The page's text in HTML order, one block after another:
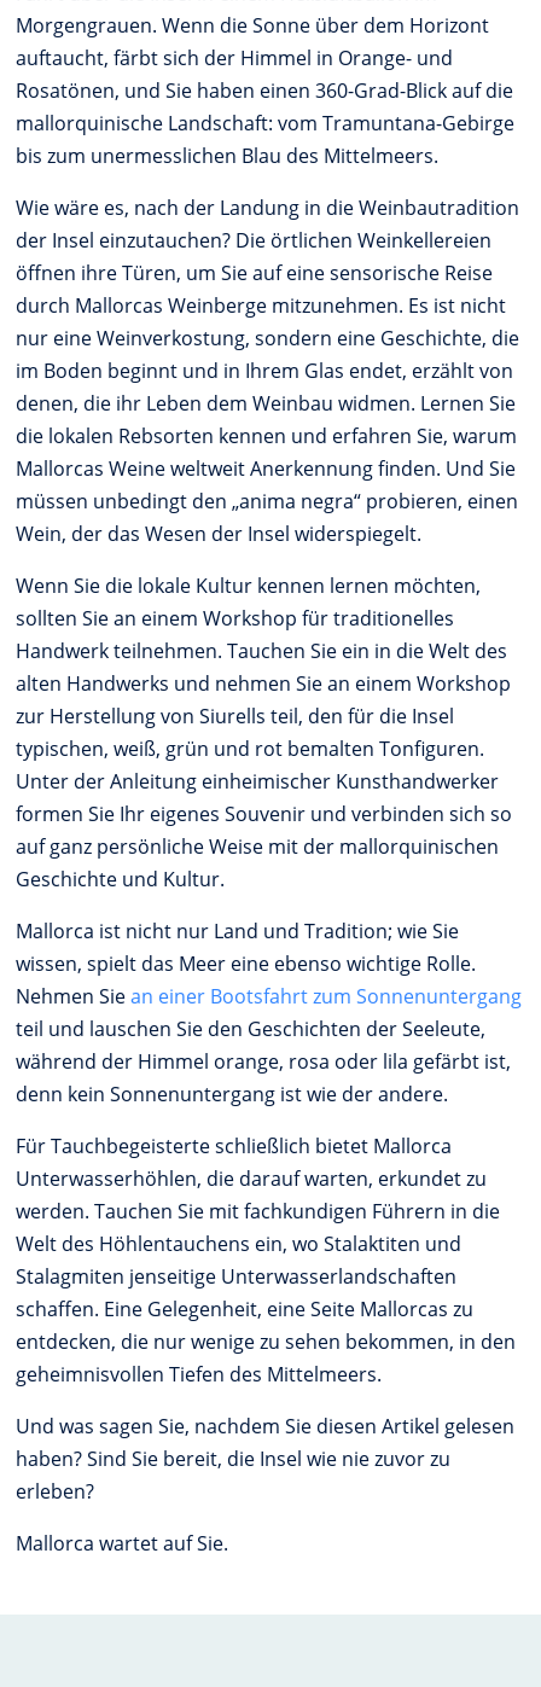
Morgengrauen. Wenn die Sonne über dem Horizont
auftaucht, färbt sich der Himmel in Orange- und
Rosatönen, und Sie haben einen 360-Grad-Blick auf die
mallorquinische Landschaft: vom Tramuntana-Gebirge
bis zum unermesslichen Blau des Mittelmeers.
Wie wäre es, nach der Landung in die Weinbautradition
der Insel einzutauchen? Die örtlichen Weinkellereien
öffnen ihre Türen, um Sie auf eine sensorische Reise
durch Mallorcas Weinberge mitzunehmen. Es ist nicht
nur eine Weinverkostung, sondern eine Geschichte, die
im Boden beginnt und in Ihrem Glas endet, erzählt von
denen, die ihr Leben dem Weinbau widmen. Lernen Sie
die lokalen Rebsorten kennen und erfahren Sie, warum
Mallorcas Weine weltweit Anerkennung finden. Und Sie
müssen unbedingt den „anima negra“ probieren, einen
Wein, der das Wesen der Insel widerspiegelt.
Wenn Sie die lokale Kultur kennen lernen möchten,
sollten Sie an einem Workshop für traditionelles
Handwerk teilnehmen. Tauchen Sie ein in die Welt des
alten Handwerks und nehmen Sie an einem Workshop
zur Herstellung von Siurells teil, den für die Insel
typischen, weiß, grün und rot bemalten Tonfiguren.
Unter der Anleitung einheimischer Kunsthandwerker
formen Sie Ihr eigenes Souvenir und verbinden sich so
auf ganz persönliche Weise mit der mallorquinischen
Geschichte und Kultur.
Mallorca ist nicht nur Land und Tradition; wie Sie
wissen, spielt das Meer eine ebenso wichtige Rolle.
Nehmen Siean einer Bootsfahrt zum Sonnenuntergang
teil und lauschen Sie den Geschichten der Seeleute,
während der Himmel orange, rosa oder lila gefärbt ist,
denn kein Sonnenuntergang ist wie der andere.
Für Tauchbegeisterte schließlich bietet Mallorca
Unterwasserhöhlen, die darauf warten, erkundet zu
werden. Tauchen Sie mit fachkundigen Führern in die
Welt des Höhlentauchens ein, wo Stalaktiten und
Stalagmiten jenseitige Unterwasserlandschaften
schaffen. Eine Gelegenheit, eine Seite Mallorcas zu
entdecken, die nur wenige zu sehen bekommen, in den
geheimnisvollen Tiefen des Mittelmeers.
Und was sagen Sie, nachdem Sie diesen Artikel gelesen
haben? Sind Sie bereit, die Insel wie nie zuvor zu
erleben?
Mallorca wartet auf Sie.